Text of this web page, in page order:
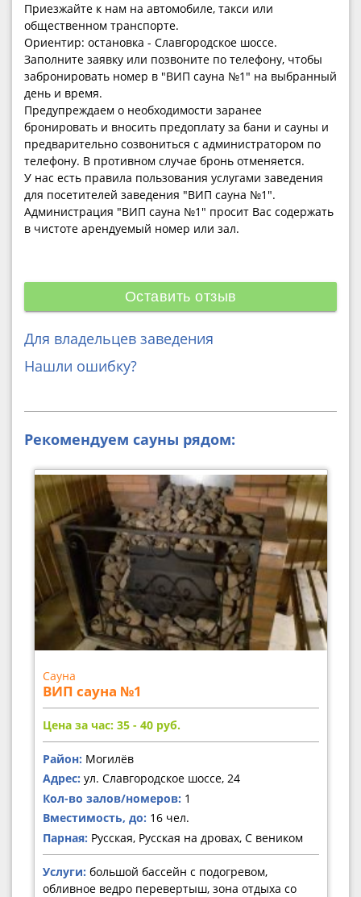
Приезжайте к нам на автомобиле, такси или
общественном транспорте.
Ориентир: остановка - Славгородское шоссе.
Заполните заявку или позвоните по телефону, чтобы
забронировать номер в "ВИП сауна №1" на выбранный
день и время.
Предупреждаем о необходимости заранее
бронировать и вносить предоплату за бани и сауны и
предварительно созвониться с администратором по
телефону. В противном случае бронь отменяется.
У нас есть правила пользования услугами заведения
для посетителей заведения "ВИП сауна №1".
Администрация "ВИП сауна №1" просит Вас содержать
в чистоте арендуемый номер или зал.
Оставить отзыв
Для владельцев заведения
Нашли ошибку?
Рекомендуем сауны рядом:
Сауна
ВИП сауна №1
Цена за час: 35 - 40 руб.
Район: Могилёв
Адрес: ул. Славгородское шоссе, 24
Кол-во залов/номеров: 1
Вместимость, до: 16 чел.
Парная: Русская, Русская на дровах, С веником
Услуги: большой бассейн с подогревом,
обливное ведро перевертыш, зона отдыха со